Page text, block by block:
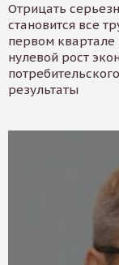
Отрицать
становится все
первом квартале
нулевой рост
результаты